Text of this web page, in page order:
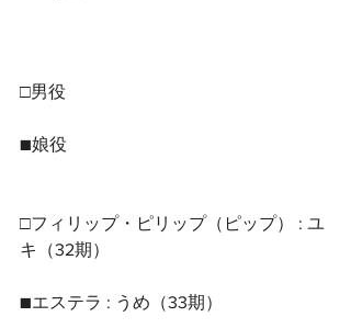
□男役
■娘役
□フィリップ・ピリップ（ピップ） : ユ
キ（32期）
■エステラ : うめ（33期）